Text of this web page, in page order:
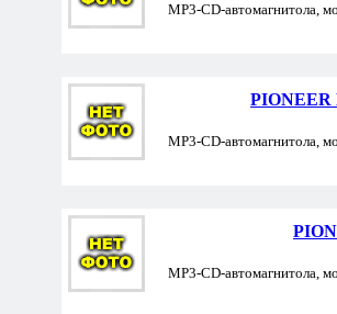
MP3-CD-автомагнитола,
PIONEER
MP3-CD-автомагнитола,
MP3-CD-автомагнитола,